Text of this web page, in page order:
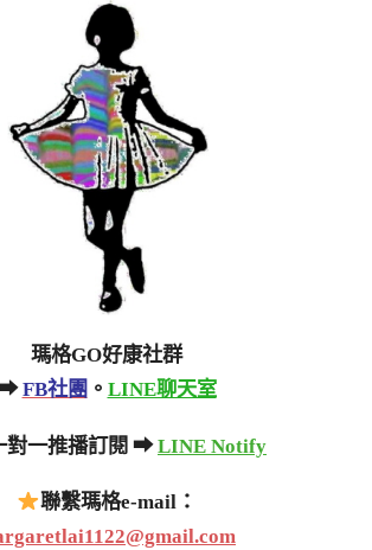
瑪格GO好康社群
FB社團 。 LINE聊天室
對一推播訂閱 ➡LINE Notify
聯繫瑪格e-mail：